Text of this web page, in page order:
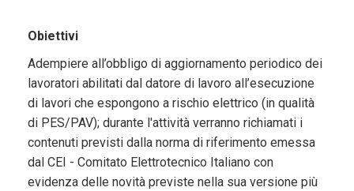
Obiettivi
Adempiere all’obbligo di aggiornamento periodico dei
lavoratori abilitati dal datore di lavoro all’esecuzione
di lavori che espongono a rischio elettrico (in qualità
di PES/PAV); durante l'attività verranno richiamati i
contenuti previsti dalla norma di riferimento emessa
dal CEI - Comitato Elettrotecnico Italiano con
evidenza delle novità previste nella sua versione più